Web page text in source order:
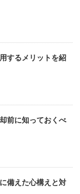
するメリットを紹
前に知っておくべ
備えた心構えと対